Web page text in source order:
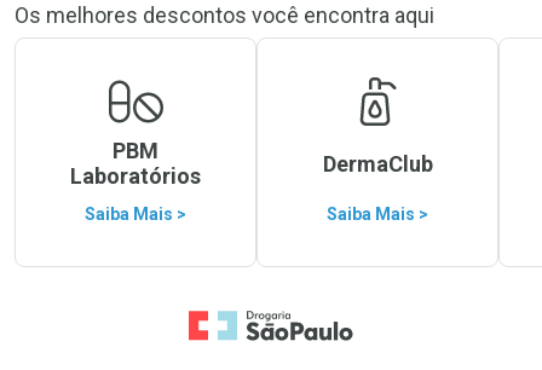
Os melhores descontos você encontra aqui
PBM
Laboratórios
Saiba Mais >
DermaClub
Saiba Mais >
Ir para a Home